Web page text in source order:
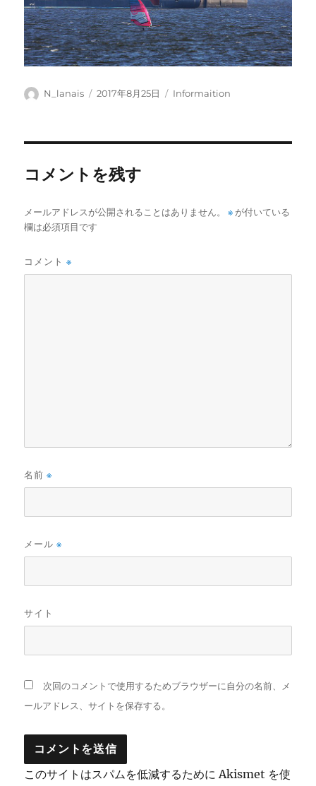
投
N_lanais
投
2017年8月25日
カ
Informaition
コメントを残す
メールアドレスが公開されることはありません。 ※ が付いている
欄は必須項目です
コメント※
名前※
メール※
サイト
次回のコメントで使用するためブラウザーに自分の名前、メ
ールアドレス、サイトを保存する。
このサイトはスパムを低減するために Akismet を使